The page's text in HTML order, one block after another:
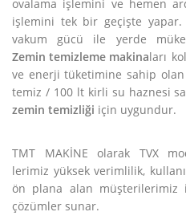
ovalama işlemini ve hemen
işlemini tek bir geçişte yapar.
vakum gücü ile yerde
Zemin temizleme makinaları
ve enerji tüketimine sahip
temiz / 100 lt kirli su haznesi
zemin temizliği için uygundur.
TMT MAKİNE olarak TVX
lerimiz yüksek verimlilik,
ön plana alan müşterilerimiz
çözümler sunar.